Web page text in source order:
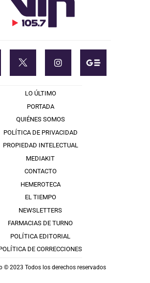
LO ÚLTIMO
PORTADA
QUIÉNES SOMOS
POLÍTICA DE PRIVACIDAD
PROPIEDAD INTELECTUAL
MEDIAKIT
CONTACTO
HEMEROTECA
EL TIEMPO
NEWSLETTERS
FARMACIAS DE TURNO
POLÍTICA EDITORIAL
DE CORRECCIONES
© 2023 Todos los derechos reservados